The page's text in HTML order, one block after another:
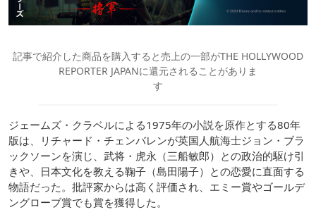
記事で紹介した商品を購入すると売上の一部がTHE HOLLYWOOD
REPORTER JAPANに還元されることがありま
す
ジェームズ・クラベルによる1975年の小説を原作とする80年
版は、リチャード・チェンバレンが英国人航海士ジョン・ブラ
ックソーンを演じ、武将・虎永（三船敏郎）との政治的駆け引
きや、日本文化を教える鞠子（島田陽子）との恋愛に直面する
物語だった。批評家からは高く評価され、エミー賞やゴールデ
ングローブ賞でも賞を獲得した。